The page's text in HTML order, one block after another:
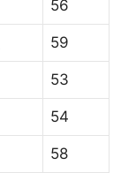
56
59
53
54
58